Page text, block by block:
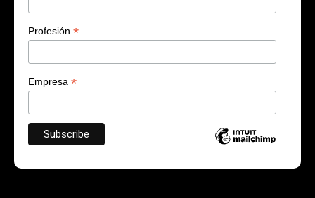
Profesión *
Empresa *